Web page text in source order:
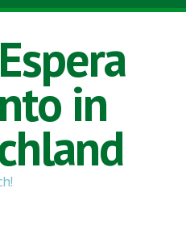
Espera
nto in